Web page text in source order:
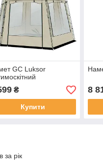
GC Luksor
₴
Купити
8
за рік